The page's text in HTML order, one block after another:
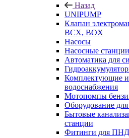
Назад
UNIPUMP
Клапан
BCX, BOX
Насосы
Насосные станции
Автоматика для
Комплектующие и
водоснабжения
Мотопомпы
Оборудование
Бытовые
станции
Фитинги для ПНД